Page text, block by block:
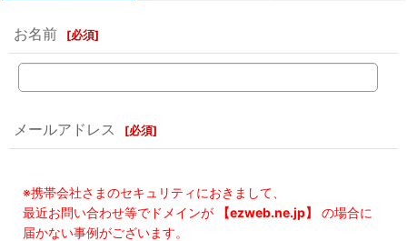
お名前 [必須]
メールアドレス [必須]
※携帯会社さまのセキュリティにおきまして、
最近お問い合わせ等でドメインが
【ezweb.ne.jp】
の場合に
届かない事例がございます。